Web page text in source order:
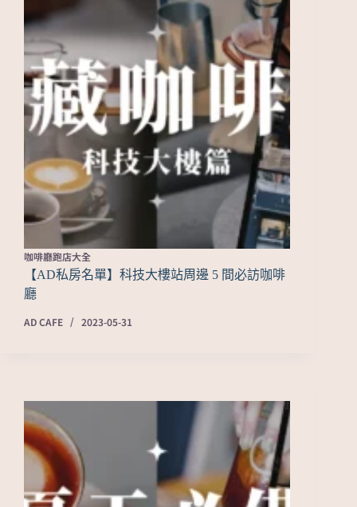
咖啡廳跑店大全
【AD私房名單】科技大樓站周邊 5 間必訪咖啡
廳
AD CAFE 2023-05-31